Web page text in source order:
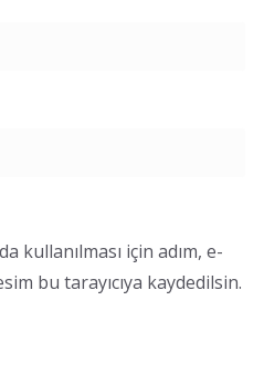
kullanılması için adım, e-
bu tarayıcıya kaydedilsin.